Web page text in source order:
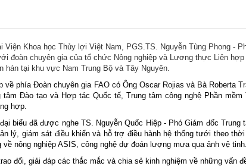
Viện Khoa học Thủy lợi Việt Nam, PGS.TS. Nguyễn Tùng Phong -
đoàn chuyên gia của tổ chức Nông nghiệp và Lương thực Liên
hán tại khu vực Nam Trung Bộ và Tây Nguyên.
về phía Đoàn chuyên gia FAO có Ông Oscar Rojias và Bà Roberta
tâm Đào tạo và Hợp tác Quốc tế, Trung tâm công nghệ Phần
hợp.
biểu đã được nghe TS. Nguyễn Quốc Hiệp - Phó Giám đốc
lý, giám sát điều khiển và hỗ trợ điều hành hệ thống tưới theo
về nông nghiệp ASIS, công nghệ dự đoán lượng mưa qua ảnh vệ tinh.
đổi, giải đáp các thắc mắc và chia sẻ kinh nghiệm về những vấn